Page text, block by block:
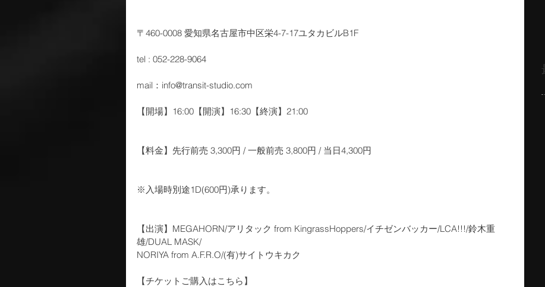
〒460-0008 愛知県名古屋市中区栄4-7-17ユタカビルB1F
tel : 052-228-9064
mail：info@transit-studio.com
【開場】16:00【開演】16:30【終演】21:00
【料金】先行前売 3,300円 / 一般前売 3,800円 / 当日4,300円
※入場時別途1D(600円)承ります。
【出演】MEGAHORN/アリタック from KingrassHoppers/イチゼンバッカー/LCA!!!/鈴木重
雄/DUAL MASK/
NORIYA from A.F.R.O/(有)サイトウキカク
【チケットご購入はこちら】